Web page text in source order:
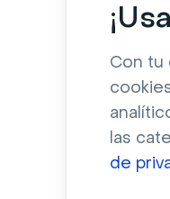
Con tu
las
de